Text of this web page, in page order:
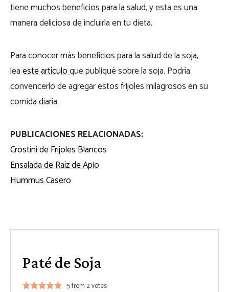
tiene muchos beneficios para la salud, y esta es una
manera deliciosa de incluirla en tu dieta.
Para conocer más beneficios para la salud de la soja,
leaeste artículoque publiqué sobre la soja. Podría
convencerlo de agregar estos frijoles milagrosos en su
comida diaria.
PUBLICACIONES RELACIONADAS:
Crostini de Frijoles Blancos
Ensalada de Raíz de Apio
Hummus Casero
Paté de Soja
5from 2votes